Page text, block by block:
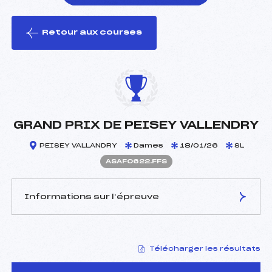
le ski
Retour aux courses
GRAND PRIX DE PEISEY VALLENDRY
PEISEY VALLANDRY Dames 18/01/26 SL
ASAF0622.FFS
Informations sur l’épreuve
PONCET PASCAL (SA)
Arbitre :
BOTTARELLI REMY (SA)
Télécharger les résultats